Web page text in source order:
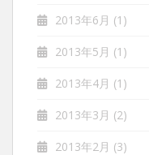
2013年6月 (1)
2013年5月 (1)
2013年4月 (1)
2013年3月 (2)
2013年2月 (3)